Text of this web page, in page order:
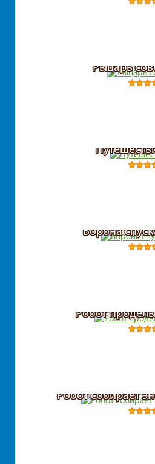
Рыцарь
Ворона
Робот
Робот собирает